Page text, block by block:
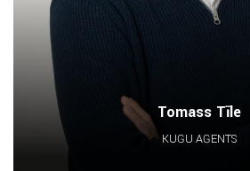
Tomass Tīle
KUĢU AĢENTS